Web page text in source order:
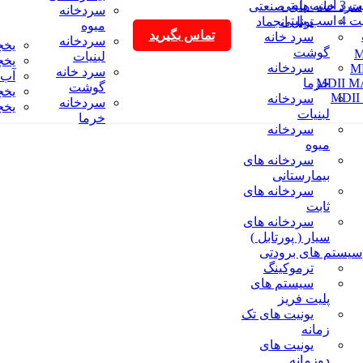
سرد خانه های صنعتی
تونل انجماد
سرد خانه
گوشت
سردخانه
خرما
سردخانه
لبنیات
سردخانه
میوه
سردخانه های
بیمارستانی
سردخانه های
ثابت
سردخانه های
سیار ( پورتابل )
سیستم های برودتی
ترموکینگ
سیستم های
پلیت فریز
یونیت های تک
زمانه
یونیت های
دوزمانه
پلیتی
پلیتی
MDII
MDII
سردخانه
میوه
سردخانه
لبنیات
سرد خانه
گوشت
سردخانه
خرما
تماس بگیرید